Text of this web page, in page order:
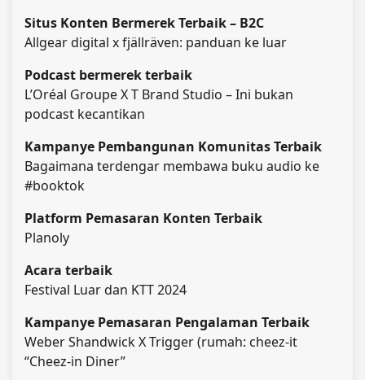
Situs Konten Bermerek Terbaik – B2C
Allgear digital x fjällräven: panduan ke luar
Podcast bermerek terbaik
L’Oréal Groupe X T Brand Studio – Ini bukan
podcast kecantikan
Kampanye Pembangunan Komunitas Terbaik
Bagaimana terdengar membawa buku audio ke
#booktok
Platform Pemasaran Konten Terbaik
Planoly
Acara terbaik
Festival Luar dan KTT 2024
Kampanye Pemasaran Pengalaman Terbaik
Weber Shandwick X Trigger (rumah: cheez-it
“Cheez-in Diner”